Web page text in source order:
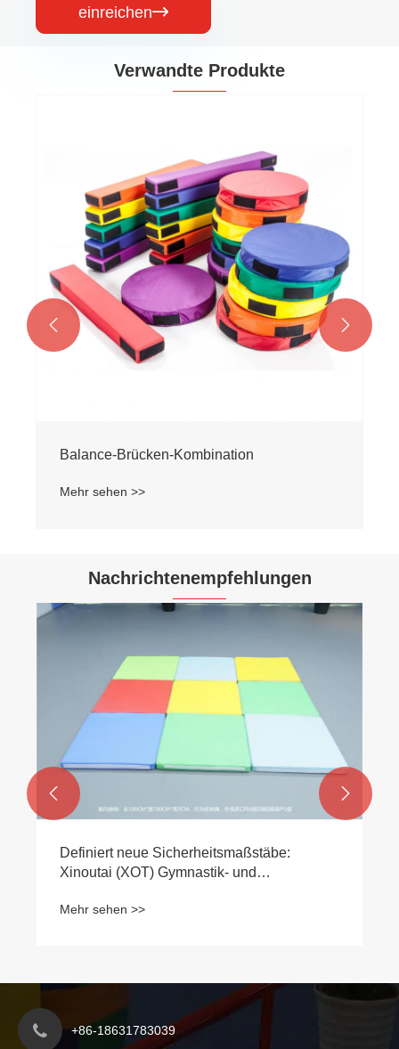
einreichen
Verwandte Produkte
Balance-Brücken-Kombination
Mehr sehen >>
 
Nachrichtenempfehlungen
Definiert neue Sicherheitsmaßstäbe:
Xinoutai (XOT) Gymnastik- und
Upgrade ab
Mehr sehen >>
 
+86-18631783039